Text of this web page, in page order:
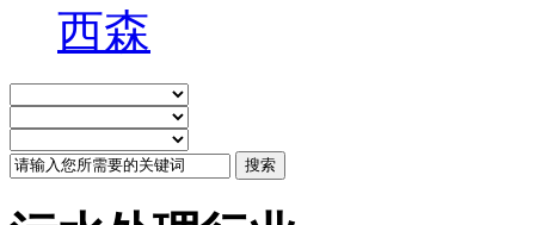
西森